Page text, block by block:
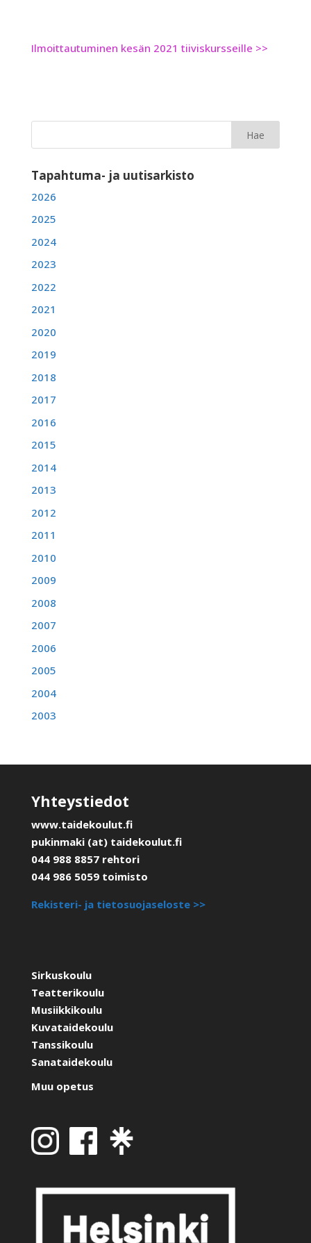
Ilmoittautuminen kesän 2021 tiiviskursseille >>
Tapahtuma- ja uutisarkisto
2026
2025
2024
2023
2022
2021
2020
2019
2018
2017
2016
2015
2014
2013
2012
2011
2010
2009
2008
2007
2006
2005
2004
2003
Yhteystiedot
www.taidekoulut.fi
pukinmaki (at) taidekoulut.fi
044 988 8857 rehtori
044 986 5059 toimisto
Rekisteri- ja tietosuojaseloste >>
Sirkuskoulu
Teatterikoulu
Musiikkikoulu
Kuvataidekoulu
Tanssikoulu
Sanataidekoulu
Muu opetus